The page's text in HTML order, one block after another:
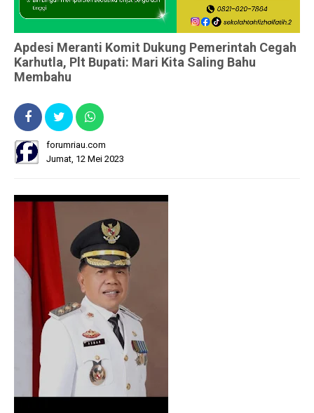
Apdesi Meranti Komit Dukung Pemerintah Cegah
Karhutla, Plt Bupati: Mari Kita Saling Bahu
Membahu
forumriau.com
Jumat, 12 Mei 2023